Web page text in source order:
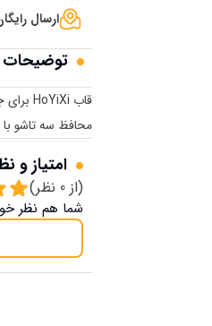
ارسال
محافظ سه تاشو با
امتیاز و
(از0 نظر)
شما هم نظر